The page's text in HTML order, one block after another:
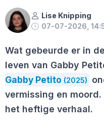
Lise Knipping
07-07-2026,
Wat gebeurde er in
leven van Gabby
Gabby Petito (2025)
vermissing en
het heftige verhaal.